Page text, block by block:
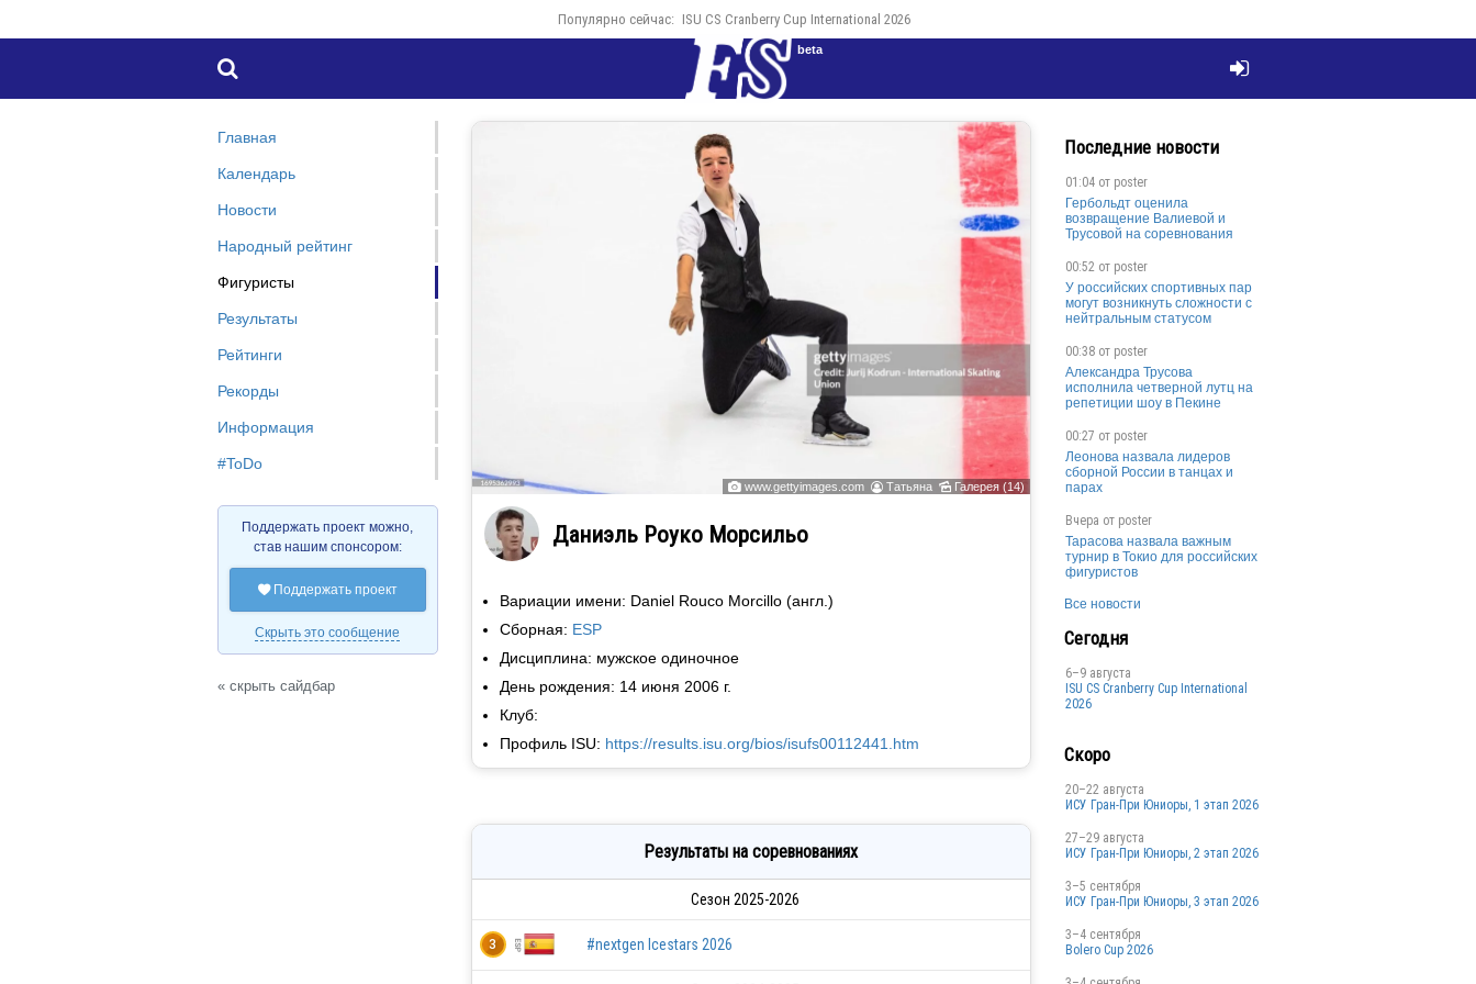
Популярно сейчас: ISU CS Cranberry Cup International 2026
 
beta
 www.gettyimages.com  Татьяна  Галерея (14)
Даниэль Роуко Морсильо
Вариации имени: Daniel Rouco Morcillo (англ.)
Сборная: ESP
Дисциплина: мужское одиночное
День рождения: 14 июня 2006 г.
Клуб:
Профиль ISU: https://results.isu.org/bios/isufs00112441.htm
Результаты на соревнованиях
Сезон 2025-2026
3 #nextgen Icestars 2026
Главная
Календарь
Новости
Народный рейтинг
Фигуристы
Результаты
Рейтинги
Рекорды
Информация
#ToDo
Поддержать проект можно,
став нашим спонсором:
Поддержать проект
Скрыть это сообщение
« скрыть сайдбар
Последние новости
01:04 от poster
Гербольдт оценила
возвращение Валиевой и
Трусовой на соревнования
00:52 от poster
У российских спортивных пар
могут возникнуть сложности с
нейтральным статусом
00:38 от poster
Александра Трусова
исполнила четверной лутц на
репетиции шоу в Пекине
00:27 от poster
Леонова назвала лидеров
сборной России в танцах и
парах
Вчера от poster
Тарасова назвала важным
турнир в Токио для российских
фигуристов
Все новости
Сегодня
6–9 августа
ISU CS Cranberry Cup International
2026
Скоро
20–22 августа
ИСУ Гран-При Юниоры, 1 этап 2026
27–29 августа
ИСУ Гран-При Юниоры, 2 этап 2026
3–5 сентября
ИСУ Гран-При Юниоры, 3 этап 2026
3–4 сентября
Bolero Cup 2026